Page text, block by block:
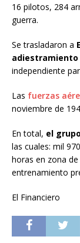
16 pilotos, 284
guerra.
Se trasladaron a
adiestramiento
independiente
Las fuerzas
noviembre de
En total, el
las cuales: mil
horas en zona
entrenamiento
El Financiero